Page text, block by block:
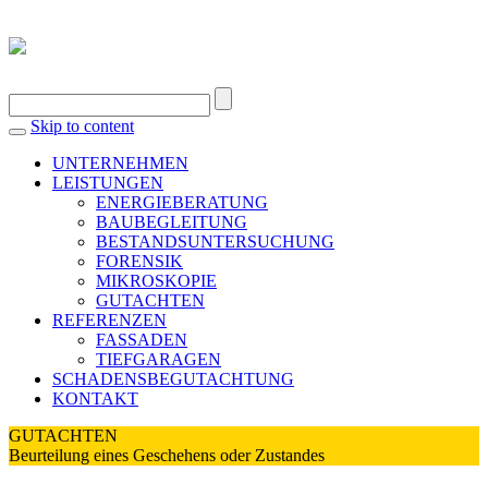
Skip to content
UNTERNEHMEN
LEISTUNGEN
ENERGIEBERATUNG
BAUBEGLEITUNG
BESTANDSUNTERSUCHUNG
FORENSIK
MIKROSKOPIE
GUTACHTEN
REFERENZEN
FASSADEN
TIEFGARAGEN
SCHADENSBEGUTACHTUNG
KONTAKT
GUTACHTEN
Beurteilung eines Geschehens oder Zustandes